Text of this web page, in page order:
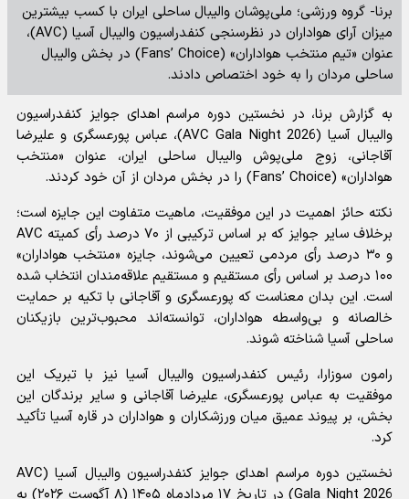
برنا- گروه ورزشی؛ ملی‌پوشان والیبال ساحلی ایران با کسب بیشترین
میزان آرای هواداران در نظرسنجی کنفدراسیون والیبال آسیا (AVC)،
عنوان «تیم منتخب هواداران» (Fans’ Choice) در بخش والیبال
ساحلی مردان را به خود اختصاص دادند.
به گزارش برنا، در نخستین دوره مراسم اهدای جوایز کنفدراسیون
والیبال آسیا (AVC Gala Night 2026)، عباس پورعسگری و علیرضا
آقاجانی، زوج ملی‌پوش والیبال ساحلی ایران، عنوان «منتخب
هواداران» (Fans’ Choice) را در بخش مردان از آن خود کردند.
نکته حائز اهمیت در این موفقیت، ماهیت متفاوت این جایزه است؛
برخلاف سایر جوایز که بر اساس ترکیبی از ۷۰ درصد رأی کمیته AVC
و ۳۰ درصد رأی مردمی تعیین می‌شوند، جایزه «منتخب هواداران»
۱۰۰ درصد بر اساس رأی مستقیم و مستقیم علاقه‌مندان انتخاب شده
است. این بدان معناست که پورعسگری و آقاجانی با تکیه بر حمایت
خالصانه و بی‌واسطه هواداران، توانسته‌اند محبوب‌ترین بازیکنان
ساحلی آسیا شناخته شوند.
رامون سوزارا، رئیس کنفدراسیون والیبال آسیا نیز با تبریک این
موفقیت به عباس پورعسگری، علیرضا آقاجانی و سایر برندگان این
بخش، بر پیوند عمیق میان ورزشکاران و هواداران در قاره آسیا تأکید
کرد.
نخستین دوره مراسم اهدای جوایز کنفدراسیون والیبال آسیا (AVC